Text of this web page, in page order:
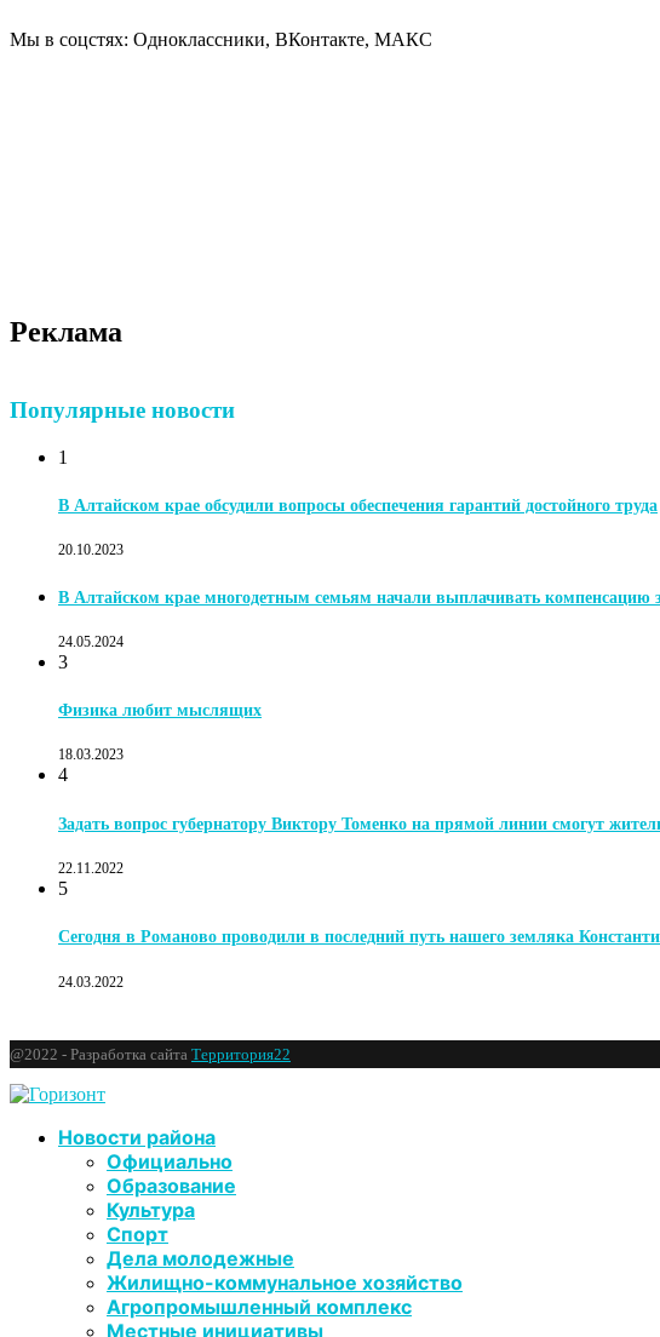
Мы в соцстях: Одноклассники, ВКонтакте, МАКС
Реклама
Популярные новости
1
В Алтайском крае обсудили вопросы обеспечения гарантий достойного труда
20.10.2023
В Алтайском крае многодетным семьям начали выплачивать
24.05.2024
3
Физика любит мыслящих
18.03.2023
4
Задать вопрос губернатору Виктору Томенко на прямой линии смогут
22.11.2022
5
Сегодня в Романово проводили в последний путь нашего земляка
24.03.2022
@2022 - Разработка сайта Территория22
Новости района
Официально
Образование
Культура
Спорт
Дела молодежные
Жилищно-коммунальное хозяйство
Агропромышленный комплекс
Местные инициативы